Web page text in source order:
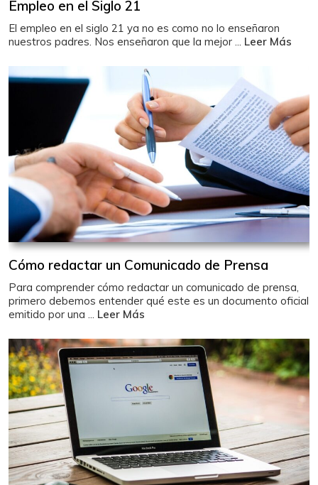
Empleo en el Siglo 21
El empleo en el siglo 21 ya no es como no lo enseñaron
nuestros padres. Nos enseñaron que la mejor ... Leer Más
Cómo redactar un Comunicado de Prensa
Para comprender cómo redactar un comunicado de prensa,
primero debemos entender qué este es un documento oficial
emitido por una ... Leer Más